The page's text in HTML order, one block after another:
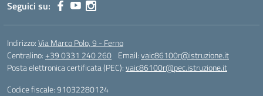
Seguici su:
Indirizzo:Via Marco Polo, 9 - Ferno
Centralino:+39 0331 240 260 Email:vaic86100r@istruzione.it
Posta elettronica certificata (PEC):vaic86100r@pec.istruzione.it
Codice fiscale: 91032280124